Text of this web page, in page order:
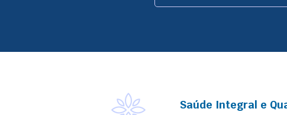
Saúde Integral e